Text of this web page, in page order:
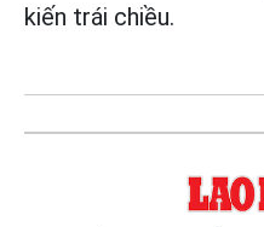
kiến trái chiều.